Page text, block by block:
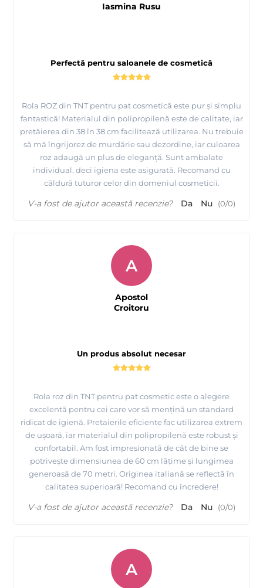
Perfectă pentru saloanele de cosmetică
Rola ROZ din TNT pentru pat cosmetică este pur și simplu
fantastică! Materialul din polipropilenă este de calitate, iar
pretăierea din 38 în 38 cm facilitează utilizarea. Nu trebuie
să mă îngrijorez de murdărie sau dezordine, iar culoarea
roz adaugă un plus de eleganță. Sunt ambalate
individual, deci igiena este asigurată. Recomand cu
căldură tuturor celor din domeniul cosmeticii.
Iasmina Rusu
V-a fost de ajutor această recenzie? Da Nu (0/0)
Un produs absolut necesar
Rola roz din TNT pentru pat cosmetic este o alegere
excelentă pentru cei care vor să mențină un standard
ridicat de igienă. Pretaierile eficiente fac utilizarea extrem
de ușoară, iar materialul din polipropilenă este robust și
confortabil. Am fost impresionată de cât de bine se
potrivește dimensiunea de 60 cm lățime și lungimea
generoasă de 70 metri. Originea italiană se reflectă în
calitatea superioară! Recomand cu încredere!
A
Apostol
Croitoru
V-a fost de ajutor această recenzie? Da Nu (0/0)
A